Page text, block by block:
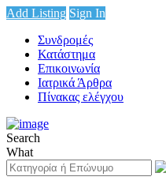
Add Listing Sign In
Συνδρομές
Κατάστημα
Επικοινωνία
Ιατρικά Άρθρα
Πίνακας ελέγχου
Search
What